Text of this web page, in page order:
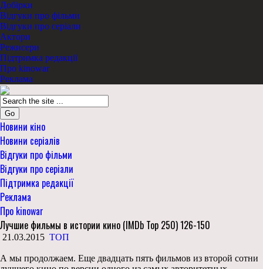
Добірки
Відгуки про фільми
Відгуки про серіали
Актори
Режисери
Підтримка редакції
Про kinowar
Реклама
Go
Новини кіно
Новини серіалів
Відгуки про фільми
Відгуки про серіали
Підтримка редакції
Реклама
Про kinowar
Лучшие фильмы в истории кино (IMDb Top 250) 126-150
21.03.2015 ТОП
А мы продолжаем. Еще двадцать пять фильмов из второй сотни